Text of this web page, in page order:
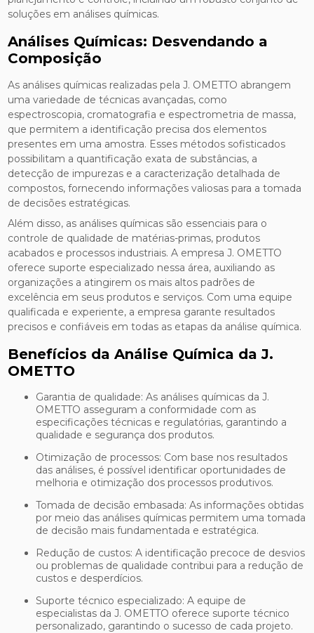
soluções em análises químicas.
Análises Químicas: Desvendando a
Composição
As análises químicas realizadas pela J. OMETTO abrangem
uma variedade de técnicas avançadas, como
espectroscopia, cromatografia e espectrometria de massa,
que permitem a identificação precisa dos elementos
presentes em uma amostra. Esses métodos sofisticados
possibilitam a quantificação exata de substâncias, a
detecção de impurezas e a caracterização detalhada de
compostos, fornecendo informações valiosas para a tomada
de decisões estratégicas.
Além disso, as análises químicas são essenciais para o
controle de qualidade de matérias-primas, produtos
acabados e processos industriais. A empresa J. OMETTO
oferece suporte especializado nessa área, auxiliando as
organizações a atingirem os mais altos padrões de
excelência em seus produtos e serviços. Com uma equipe
qualificada e experiente, a empresa garante resultados
precisos e confiáveis em todas as etapas da análise química.
Benefícios da Análise Química da J.
OMETTO
Garantia de qualidade: As análises químicas da J.
OMETTO asseguram a conformidade com as
especificações técnicas e regulatórias, garantindo a
qualidade e segurança dos produtos.
Otimização de processos: Com base nos resultados
das análises, é possível identificar oportunidades de
melhoria e otimização dos processos produtivos.
Tomada de decisão embasada: As informações obtidas
por meio das análises químicas permitem uma tomada
de decisão mais fundamentada e estratégica.
Redução de custos: A identificação precoce de desvios
ou problemas de qualidade contribui para a redução de
custos e desperdícios.
Suporte técnico especializado: A equipe de
especialistas da J. OMETTO oferece suporte técnico
personalizado, garantindo o sucesso de cada projeto.